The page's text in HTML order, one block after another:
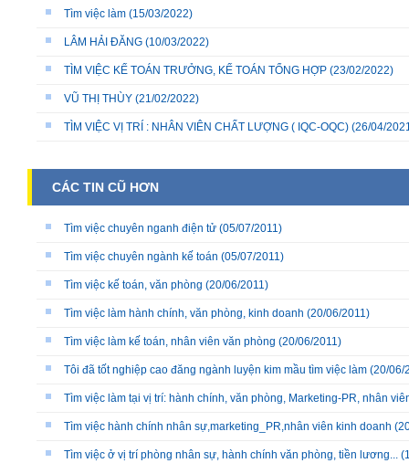
Tìm việc làm (15/03/2022)
LÂM HẢI ĐĂNG (10/03/2022)
TÌM VIỆC KẾ TOÁN TRƯỞNG, KẾ TOÁN TỔNG HỢP (23/02/2022)
VŨ THỊ THÙY (21/02/2022)
TÌM VIỆC VỊ TRÍ : NHÂN VIÊN CHẤT LƯỢNG ( IQC-OQC) (26/04/
CÁC TIN CŨ HƠN
Tìm việc chuyên nganh điện tử (05/07/2011)
Tìm việc chuyên ngành kế toán (05/07/2011)
Tìm việc kế toán, văn phòng (20/06/2011)
Tìm việc làm hành chính, văn phòng, kinh doanh (20/06/2011)
Tìm việc làm kế toán, nhân viên văn phòng (20/06/2011)
Tôi đã tốt nghiệp cao đăng ngành luyện kim mầu tìm việc làm (20/06/
Tìm việc làm tại vị trí: hành chính, văn phòng, Marketing-PR, nhân
Tìm việc hành chính nhân sự,marketing_PR,nhân viên kinh doanh
Tìm việc ở vị trí phòng nhân sự, hành chính văn phòng, tiền lương...